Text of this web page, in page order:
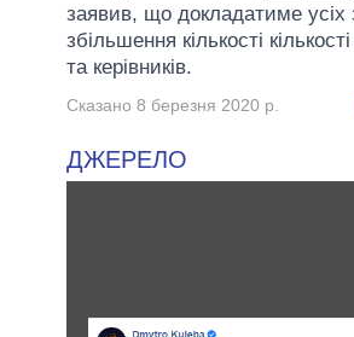
заявив, що докладатиме усіх
збільшення кількості
та керівників.
Сказано 8 березня 2020 р.
ДЖЕРЕЛО